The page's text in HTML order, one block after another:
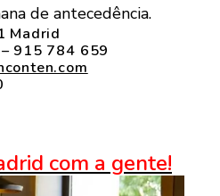
de antecedência.
Madrid
915 784 659
com a gente!